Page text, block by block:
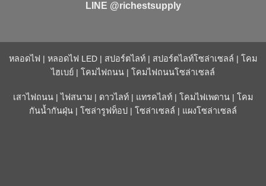
LINE @richestsupply
หลอดไฟ | หลอดไฟ LED | สปอร์ตไลท์ | สปอร์ตไลท์โซล่าเซลล์ | โคม
ไฮเบย์ | โคมไฟถนน | โคมไฟถนนโซล่าเซลล์
เสาไฟถนน |ไฟสนาม | ดาวไลท์ | แทรคไลท์ | โคมไฟเพดาน | โคม
กันน้ำกันฝุ่น | โซล่ารูฟท็อป | โซล่าเซลล์ | แผงโซล่าเซลล์